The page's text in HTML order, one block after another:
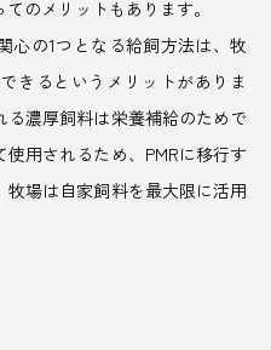
のメリットもあります。
の1つとなる給飼方法は、牧
きるというメリットがありま
濃厚飼料は栄養補給のためで
用されるため、PMRに移行す
牧場は自家飼料を最大限に活用